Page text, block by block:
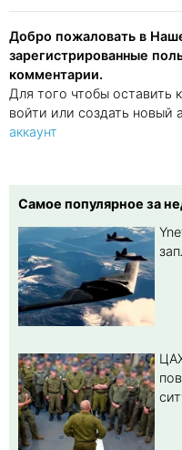
Добро пожаловать в
зарегистрированные
комментарии.
Для того чтобы
войти или создать новый
аккаунт
Самое популярное за